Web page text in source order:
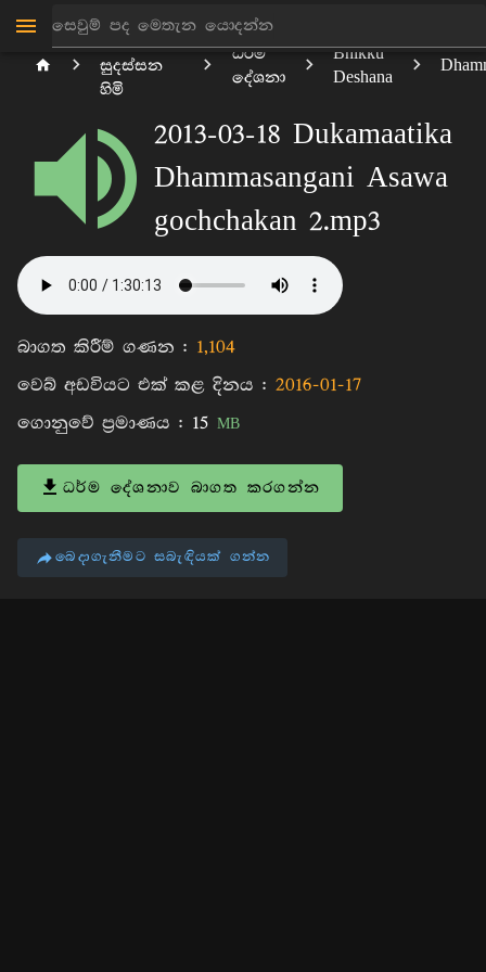
සුදස්සන
හිමි
ධර්ම
දේශනා
Bhikku
Deshana
2013-03-18 Dukamaatika
Dhammasangani Asawa
gochchakan 2.mp3
බාගත කිරීම් ගණන : 1,104
වෙබ් අඩවියට එක් කළ දිනය : 2016-01-17
ගොනුවේ ප්‍රමාණය : 15 MB
ධර්ම දේශනාව බාගත කරගන්න
බෙදාගැනීමට සබැඳියක් ගන්න